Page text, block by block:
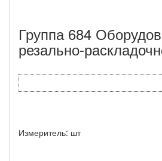
Группа 684
резально-
Измеритель: шт